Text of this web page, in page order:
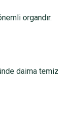
organdır.
daima temiz